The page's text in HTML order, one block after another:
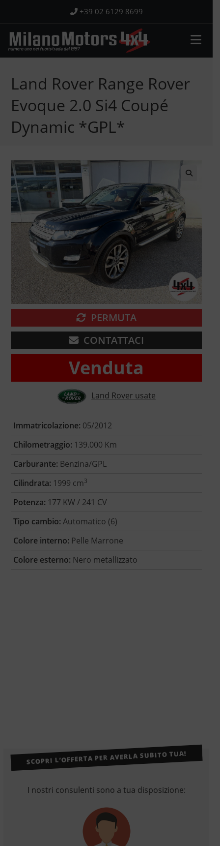
contenuto
+39 02 6129 8699
Land Rover Range Rover
Evoque 2.0 Si4 Coupé
Dynamic *GPL*
PERMUTA
CONTATTACI
Venduta
Land Rover usate
Immatricolazione: 05/2012
Chilometraggio: 139.000 Km
Carburante: Benzina/GPL
Cilindrata: 1999 cm3
Potenza: 177 KW / 241 CV
Tipo cambio: Automatico (6)
Colore interno: Pelle Marrone
Colore esterno: Nero metallizzato
SCOPRI L’OFFERTA PER AVERLA SUBITO TUA!
I nostri consulenti sono a tua disposizione: